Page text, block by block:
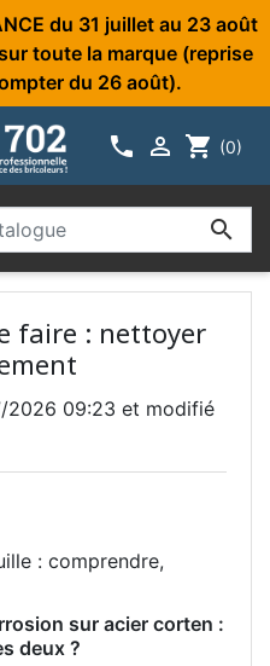
du 31 juillet au 23 août
toute la marque (reprise
du 26 août).
  shopping_cart (0)

faire : nettoyer
2026 09:23 et modifié
: comprendre,
sur acier corten :
deux ?